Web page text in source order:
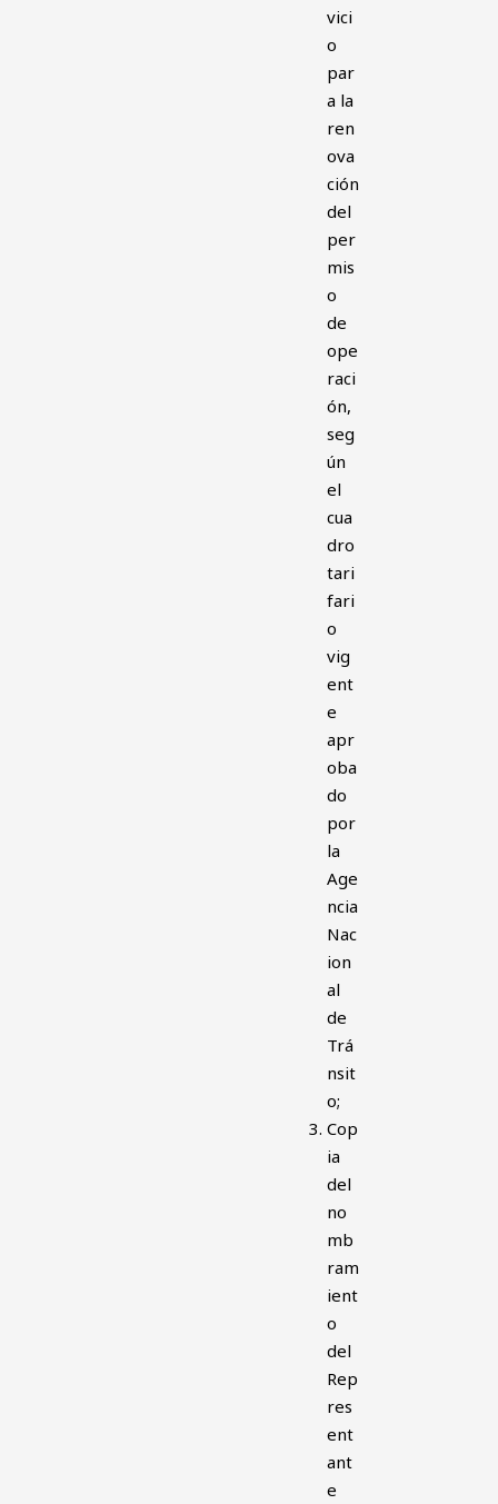
vici
o
par
a la
ren
ova
ción
del
per
mis
o
de
ope
raci
ón,
seg
ún
el
cua
dro
tari
fari
o
vig
ent
e
apr
oba
do
por
la
Age
ncia
Nac
ion
al
de
Trá
nsit
o;
Cop
ia
del
no
mb
ram
ient
o
del
Rep
res
ent
ant
e